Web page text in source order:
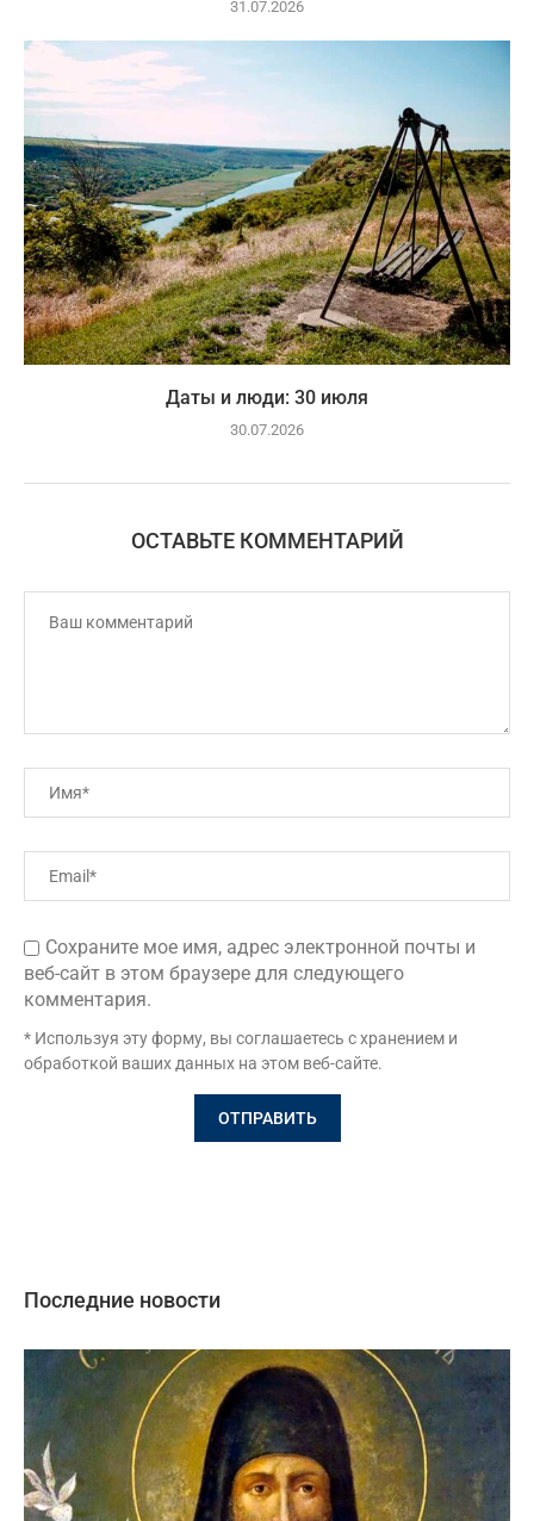
31.07.2026
Даты и люди: 30 июля
30.07.2026
ОСТАВЬТЕ КОММЕНТАРИЙ
Сохраните мое имя, адрес электронной почты и
веб-сайт в этом браузере для следующего
комментария.
* Используя эту форму, вы соглашаетесь с хранением и
обработкой ваших данных на этом веб-сайте.
Последние новости